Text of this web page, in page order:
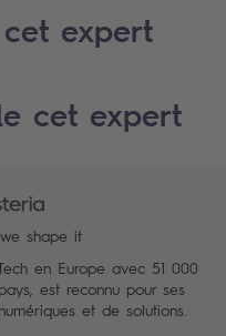
expert
cet expert
shape it
en Europe avec 51 000
est reconnu pour ses
et de solutions.